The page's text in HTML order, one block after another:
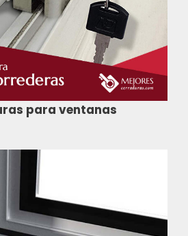
para ventanas